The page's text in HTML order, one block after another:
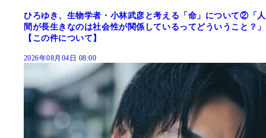
ひろゆき、生物学者・小林武彦と考える「命」について②「人
間が長生きなのは社会性が関係しているってどういうこと？」
【この件について】
2026年08月04日 08:00